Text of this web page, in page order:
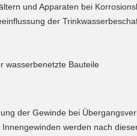
und Apparaten bei
der
wasserbenetzte Bauteile
der Gewinde bei
werden nach